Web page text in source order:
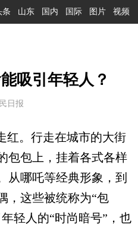
条 山东 国内 国际 图片 视频
吸引年轻人？
日报
。行走在城市的大街
包包上，挂着各式各样
从哪吒等经典形象，到
，这些被统称为“包
轻人的“时尚暗号”，也